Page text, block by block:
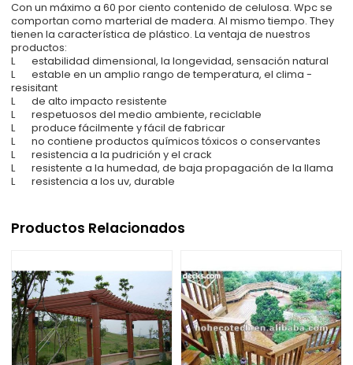
Con un máximo a 60 por ciento contenido de celulosa. Wpc se
comportan como marterial de madera. Al mismo tiempo. They
tienen la característica de plástico. La ventaja de nuestros
productos:
L estabilidad dimensional, la longevidad, sensación natural
L estable en un amplio rango de temperatura, el clima -
resisitant
L de alto impacto resistente
L respetuosos del medio ambiente, reciclable
L produce fácilmente y fácil de fabricar
L no contiene productos químicos tóxicos o conservantes
L resistencia a la pudrición y el crack
L resistente a la humedad, de baja propagación de la llama
L resistencia a los uv, durable
Productos Relacionados